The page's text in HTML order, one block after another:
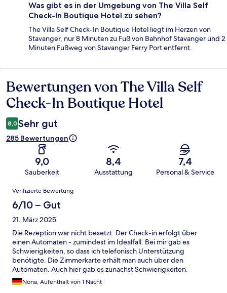
Was gibt es in der Umgebung von The Villa Self
Check-In Boutique Hotel zu sehen?
The Villa Self Check-In Boutique Hotel liegt im Herzen von
Stavanger, nur 8 Minuten zu Fuß von Bahnhof Stavanger und 2
Minuten Fußweg von Stavanger Ferry Port entfernt.
Bewertungen
Bewertungen von The Villa Self
Check-In Boutique Hotel
8,0 Sehr gut
285 Bewertungen
9,0
Sauberkeit
8,4
Ausstattung
7,4
Personal & Service
Bewertungen
Verifizierte Bewertung
6/10 – Gut
21. März 2025
Die Rezeption war nicht besetzt. Der Check-in erfolgt über
einen Automaten - zumindest im Idealfall. Bei mir gab es
Schwierigkeiten, so dass ich telefonisch Unterstützung
benötigte. Die Zimmerkarte erhält man auch über den
Automaten. Auch hier gab es zunächst Schwierigkeiten.
Darüber hinaus ging ich am Morgen Frühstücken und bin
anschließend nicht mehr in die Unterkunft gekommen, weil die
Nona, Aufenthalt von 1 Nacht